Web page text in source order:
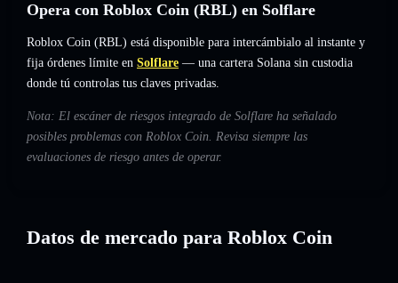
Opera con Roblox Coin (RBL) en Solflare
Roblox Coin (RBL) está disponible para intercámbialo al instante y
fija órdenes límite en Solflare — una cartera Solana sin custodia
donde tú controlas tus claves privadas.
Nota: El escáner de riesgos integrado de Solflare ha señalado
posibles problemas con Roblox Coin. Revisa siempre las
evaluaciones de riesgo antes de operar.
Datos de mercado para Roblox Coin